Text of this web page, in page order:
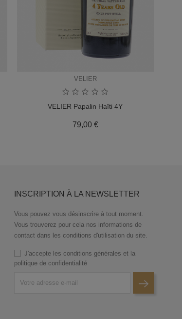
VELIER
VELIER Papalin Haïti 4Y
79,00 €Prix
INSCRIPTION À LA NEWSLETTER
Vous pouvez vous désinscrire à tout moment.
Vous trouverez pour cela nos informations de
contact dans les conditions d'utilisation du site.
J'accepte les conditions générales et la
politique de confidentialité